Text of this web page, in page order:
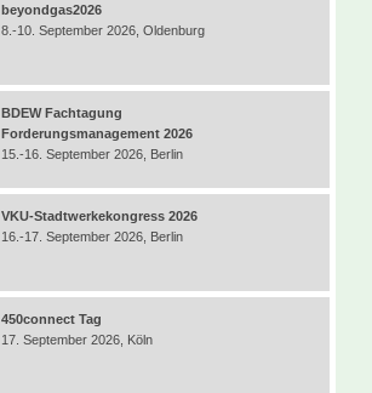
beyondgas2026
8.-10. September 2026, Oldenburg
BDEW Fachtagung
Forderungsmanagement 2026
15.-16. September 2026, Berlin
VKU-Stadtwerkekongress 2026
16.-17. September 2026, Berlin
450connect Tag
17. September 2026, Köln